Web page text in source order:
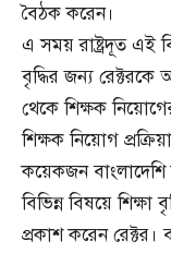
বৈঠক করেন।
এ সময় রাষ্ট্রদূত এই
বৃদ্ধির জন্য রেক্টরকে
থেকে শিক্ষক
শিক্ষক নিয়োগ
কয়েকজন বাংলাদেশি
বিভিন্ন বিষয়ে
প্রকাশ করেন রেক্টর।